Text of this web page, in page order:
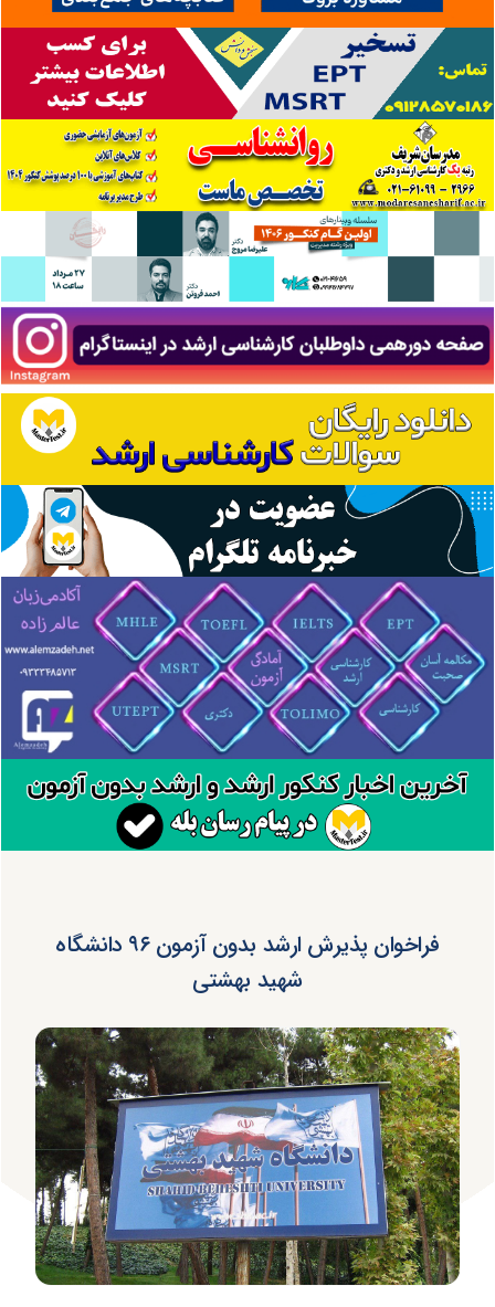
فراخوان پذیرش ارشد بدون آزمون ۹۶ دانشگاه
شهید بهشتی